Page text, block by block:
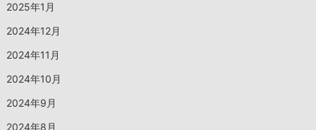
2025年1月
2024年12月
2024年11月
2024年10月
2024年9月
2024年8月